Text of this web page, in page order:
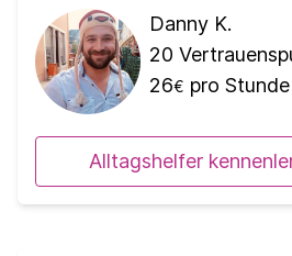
Danny K.
20
26€ pro Stunde
Alltagshelfer